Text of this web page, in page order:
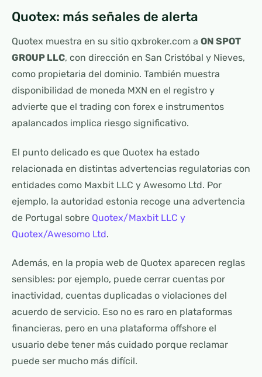
Quotex: más señales de alerta
Quotex muestra en su sitio qxbroker.com a ON SPOT
GROUP LLC, con dirección en San Cristóbal y Nieves,
como propietaria del dominio. También muestra
disponibilidad de moneda MXN en el registro y
advierte que el trading con forex e instrumentos
apalancados implica riesgo significativo.
El punto delicado es que Quotex ha estado
relacionada en distintas advertencias regulatorias con
entidades como Maxbit LLC y Awesomo Ltd. Por
ejemplo, la autoridad estonia recoge una advertencia
de Portugal sobre Quotex/Maxbit LLC y
Quotex/Awesomo Ltd.
Además, en la propia web de Quotex aparecen reglas
sensibles: por ejemplo, puede cerrar cuentas por
inactividad, cuentas duplicadas o violaciones del
acuerdo de servicio. Eso no es raro en plataformas
financieras, pero en una plataforma offshore el
usuario debe tener más cuidado porque reclamar
puede ser mucho más difícil.